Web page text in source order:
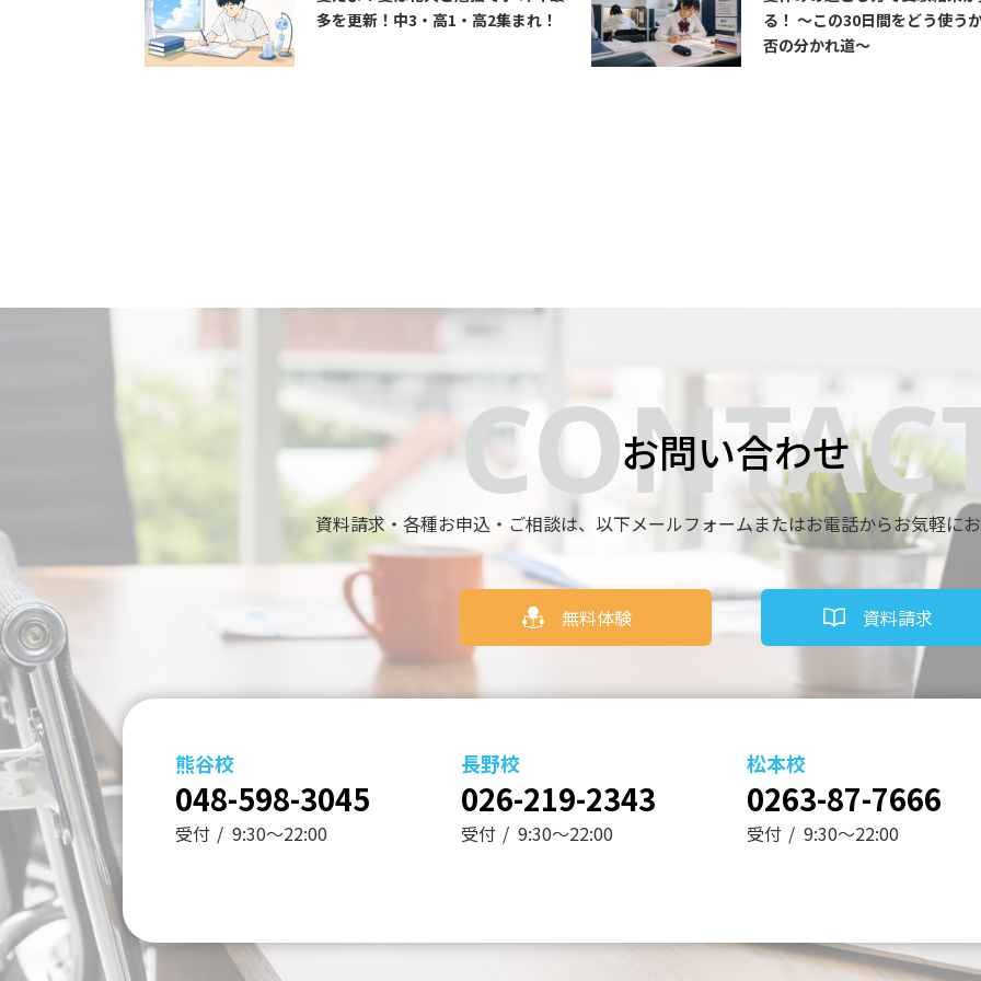
多を更新！中3・高1・高2集まれ！
る！ ～この30日間をどう使う
否の分かれ道～
お問い合わせ
資料請求・各種お申込・ご相談は、 以下メールフォームまたはお電話からお気軽に
無料体験 資料請求
熊谷校
048-598-3045
受付 9:30～22:00
長野校
026-219-2343
受付 9:30～22:00
松本校
0263-87-7666
受付 9:30～22:00